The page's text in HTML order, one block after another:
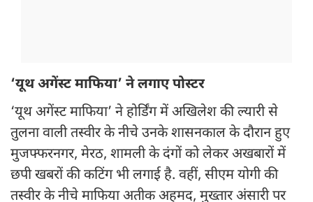
‘यूथ अगेंस्ट माफिया’ ने लगाए पोस्टर
‘यूथ अगेंस्ट माफिया’ ने होर्डिंग में अखिलेश की ल्यारी से
तुलना वाली तस्वीर के नीचे उनके शासनकाल के दौरान हुए
मुजफ्फरनगर, मेरठ, शामली के दंगों को लेकर अखबारों में
छपी खबरों की कटिंग भी लगाई है. वहीं, सीएम योगी की
तस्वीर के नीचे माफिया अतीक अहमद, मुख्तार अंसारी पर